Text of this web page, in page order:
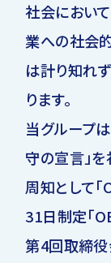
社会におい
業への社会
は計り知れ
ります。
当グループ
守の宣言」
周知として「
31日制定「
第4回取締役